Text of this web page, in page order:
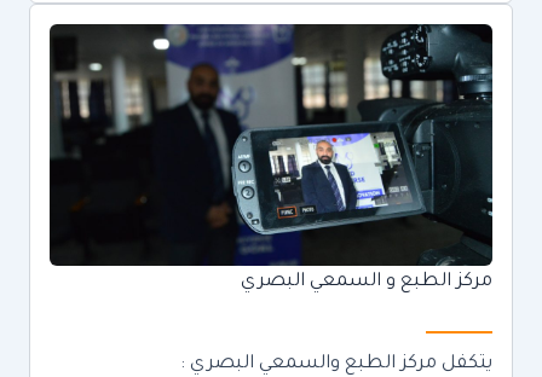
مركز الطبع و السمعي البصري
يتكفل مركز الطبع والسمعي البصري :